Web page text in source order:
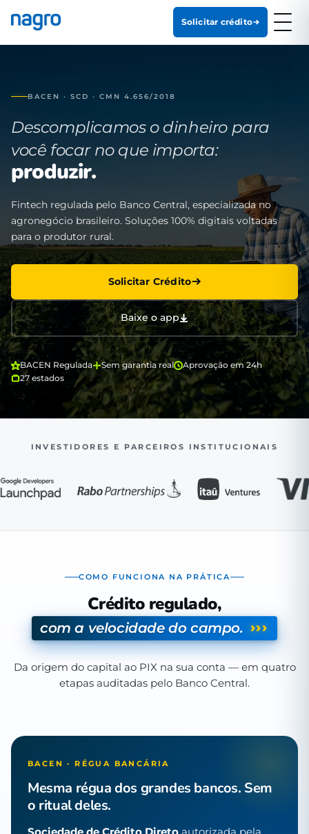
Solicitar crédito
BACEN · SCD · CMN 4.656/2018
Descomplicamos o dinheiro para
você focar no que importa:
produzir.
Fintech regulada pelo Banco Central, especializada no
agronegócio brasileiro. Soluções 100% digitais voltadas
para o produtor rural.
Solicitar Crédito
Baixe o app
BACEN Regulada Sem garantia real
Aprovação em 24h
27 estados
INVESTIDORES E PARCEIROS INSTITUCIONAIS
COMO FUNCIONA NA PRÁTICA
Crédito regulado,
com a velocidade do campo. ›››
Da origem do capital ao PIX na sua conta — em quatro
etapas auditadas pelo Banco Central.
BACEN · RÉGUA BANCÁRIA
Mesma régua dos grandes bancos. Sem
o ritual deles.